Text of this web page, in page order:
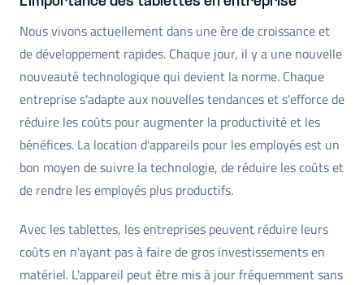
Nous vivons actuellement dans une ère de croissance et
de développement rapides. Chaque jour, il y a une nouvelle
nouveauté technologique qui devient la norme. Chaque
entreprise s'adapte aux nouvelles tendances et s'efforce de
réduire les coûts pour augmenter la productivité et les
bénéfices. La location d'appareils pour les employés est un
bon moyen de suivre la technologie, de réduire les coûts et
de rendre les employés plus productifs.
Avec les tablettes, les entreprises peuvent réduire leurs
coûts en n'ayant pas à faire de gros investissements en
matériel. L'appareil peut être mis à jour fréquemment sans